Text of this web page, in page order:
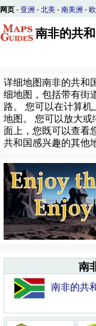
网页 - 亚洲 - 北美 - 南美洲 -
南非的共
详细地图南非的共和
细地图，包括带有街
路。 您可以在计算
地图。 您可以放大或
面上，您既可以查看
共和国感兴趣的其他
南
南非的共